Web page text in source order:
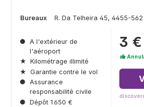
Bureaux R. Da Telheira 45, 4455-
● A l'extérieur de
l'aéroport
★ Kilométrage illimité
★ Garantie contre le vol
● Assurance
responsabilité civile
● Dépôt 1 650 €
3 €